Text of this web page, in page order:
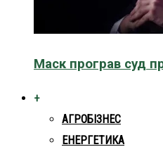
Маск програв суд
+
АГРОБІЗНЕС
ЕНЕРГЕТИКА